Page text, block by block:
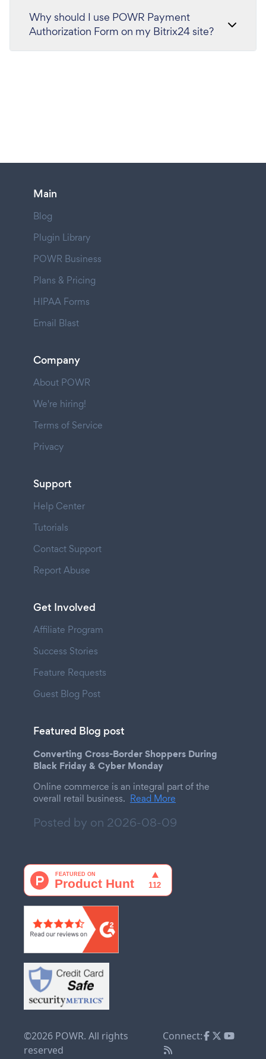
Why should I use POWR Payment
Authorization Form on my Bitrix24 site?
Main
Blog
Plugin Library
POWR Business
Plans & Pricing
HIPAA Forms
Email Blast
Company
About POWR
We're hiring!
Terms of Service
Privacy
Support
Help Center
Tutorials
Contact Support
Report Abuse
Get Involved
Affiliate Program
Success Stories
Feature Requests
Guest Blog Post
Featured Blog post
Converting Cross-Border Shoppers During
Black Friday & Cyber Monday
Online commerce is an integral part of the
overall retail business. Read More
Posted by on 2026-08-09
©2026 POWR. All rights
reserved
Connect: